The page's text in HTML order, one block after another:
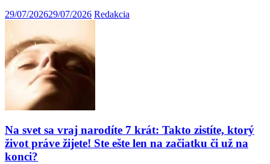
29/07/202629/07/2026 Redakcia
Na svet sa vraj narodíte 7 krát: Takto zistíte, ktorý
život práve žijete! Ste ešte len na začiatku či už na
konci?